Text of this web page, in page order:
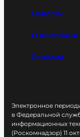
Новости
О компании
Реклама
Электронное
в Федеральной
информационных
(Роскомнадзор) 11